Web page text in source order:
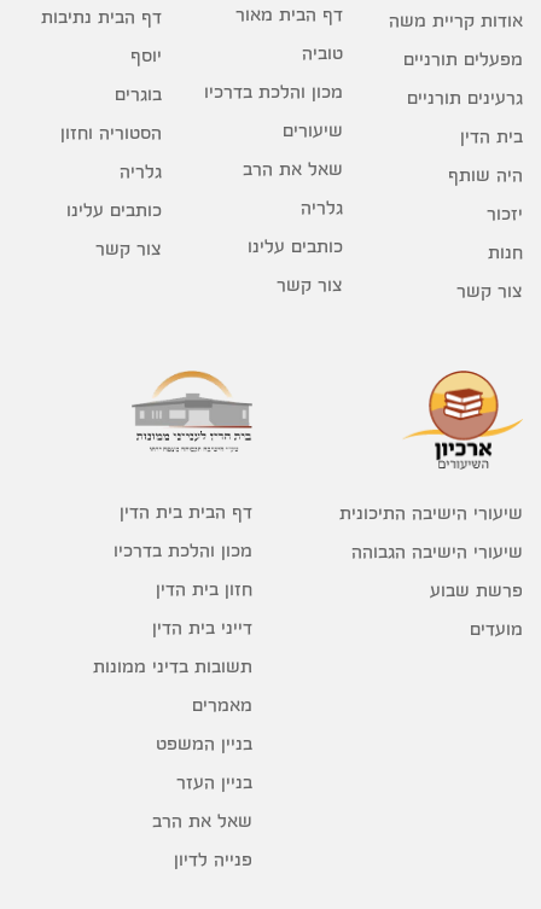
אודות קריית משה
מפעלים תורניים
גרעינים תורניים
בית הדין
היה שותף
יזכור
חנות
צור קשר
דף הבית מאור
טוביה
מכון והלכת בדרכיו
שיעורים
שאל את הרב
גלריה
כותבים עלינו
צור קשר
דף הבית נתיבות
יוסף
בוגרים
הסטוריה וחזון
גלריה
כותבים עלינו
צור קשר
שיעורי הישיבה התיכונית
שיעורי הישיבה הגבוהה
פרשת שבוע
מועדים
דף הבית בית הדין
מכון והלכת בדרכיו
חזון בית הדין
דייני בית הדין
תשובות בדיני ממונות
מאמרים
בניין המשפט
בניין העזר
שאל את הרב
פנייה לדיון